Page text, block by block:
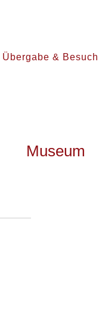
Übergabe & Besuch
Museum